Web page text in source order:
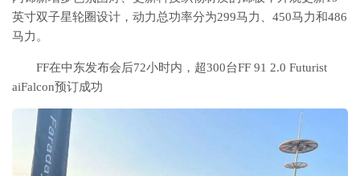
英寸双子星轮圈设计，动力总功率分为299马力、450马力和486
马力。
FF在中东发布会后72小时内，超300台FF 91 2.0 Futurist
aiFalcon预订成功